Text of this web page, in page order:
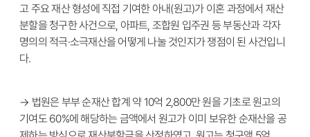
고 주요 재산 형성에 직접 기여한 아내(원고)가 이혼 과정에서 재산
분할을 청구한 사건으로, 아파트, 조합원 입주권 등 부동산과 각자
명의의 적극·소극재산을 어떻게 나눌 것인지가 쟁점이 된 사건입니
다.
→ 법원은 부부 순재산 합계 약 10억 2,800만 원을 기초로 원고의
기여도 60%에 해당하는 금액에서 원고가 이미 보유한 순재산을 공